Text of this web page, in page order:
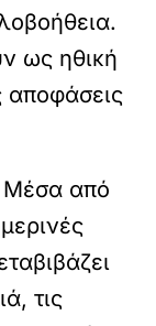
ως ηθική
αποφάσεις
Μέσα από
τις